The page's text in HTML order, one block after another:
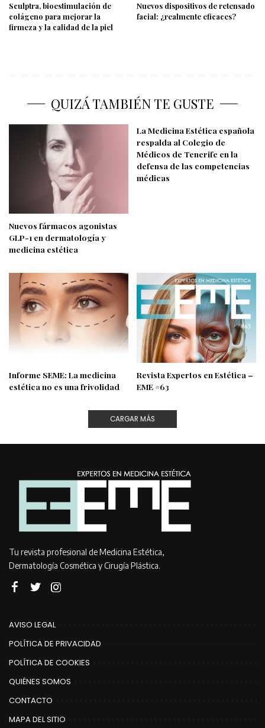
Sculptra, bioestimulación de
colágeno para mejorar la
firmeza y la calidad de la piel
Nuevos dispositivos de retensado
facial: ¿realmente eficaces?
QUIZÁ TAMBIÉN TE GUSTE
Nuevos fármacos agonistas
GLP-1 en dermatología y
medicina estética
La Medicina Estética española
respalda al Colegio de
Médicos de Tenerife en la
defensa de las competencias
médicas
Informe SEME: La medicina
estética no es una frivolidad
Revista Expertos en Estética –
EME #63
CARGAR MÁS
Tu revista profesional de Medicina Estética,
Dermatología Cosmética y Cirugía Plástica.
AVISO LEGAL
POLÍTICA DE PRIVACIDAD
POLÍTICA DE COOKIES
QUIÉNES SOMOS
CONTACTO
MAPA DEL SITIO